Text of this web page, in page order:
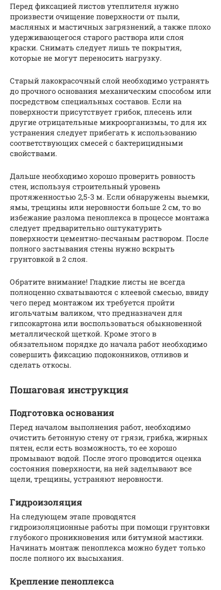
Перед фиксацией листов утеплителя нужно
произвести очищение поверхности от пыли,
масляных и мастичных загрязнений, а также плохо
удерживающегося старого раствора или слоя
краски. Снимать следует лишь те покрытия,
которые не могут переносить нагрузку.
Старый лакокрасочный слой необходимо устранять
до прочного основания механическим способом или
посредством специальных составов. Если на
поверхности присутствует грибок, плесень или
другие отрицательные микроорганизмы, то для их
устранения следует прибегать к использованию
соответствующих смесей с бактерицидными
свойствами.
Дальше необходимо хорошо проверить ровность
стен, используя строительный уровень
протяженностью 2,5-3 м. Если обнаружены выемки,
ямы, трещины или неровности больше 2 см, то во
избежание разлома пеноплекса в процессе монтажа
следует предварительно оштукатурить
поверхности цементно-песчаным раствором. После
полного застывания стены нужно вскрыть
грунтовкой в 2 слоя.
Обратите внимание! Гладкие листы не всегда
полноценно схватываются с клеевой смесью, ввиду
чего перед монтажом их требуется пройти
игольчатым валиком, что предназначен для
гипсокартона или воспользоваться обыкновенной
металлической щеткой. Кроме этого в
обязательном порядке до начала работ необходимо
совершить фиксацию подоконников, отливов и
сделать откосы.
Пошаговая инструкция
Подготовка основания
Перед началом выполнения работ, необходимо
очистить бетонную стену от грязи, грибка, жирных
пятен, если есть возможность, то ее хорошо
промывают водой. После этого проводится оценка
состояния поверхности, на ней заделывают все
щели, трещины, устраняют неровности.
Гидроизоляция
На следующем этапе проводятся
гидроизоляционные работы при помощи грунтовки
глубокого проникновения или битумной мастики.
Начинать монтаж пеноплекса можно будет только
после полного их высыхания.
Крепление пеноплекса